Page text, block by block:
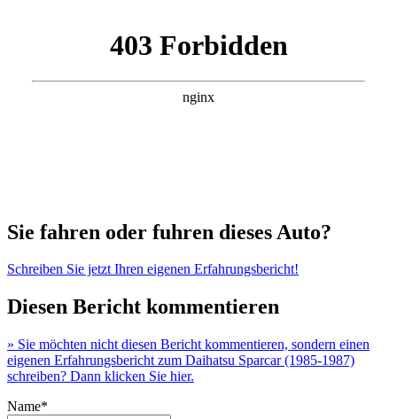
Sie fahren oder fuhren dieses Auto?
Schreiben Sie jetzt Ihren eigenen Erfahrungsbericht!
Diesen Bericht kommentieren
» Sie möchten nicht diesen Bericht kommentieren, sondern einen
eigenen Erfahrungsbericht zum Daihatsu Sparcar (1985-1987)
schreiben? Dann klicken Sie hier.
Name*